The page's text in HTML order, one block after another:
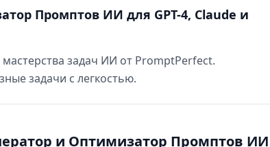
Промптов ИИ для GPT-4, Claude и
задач ИИ от PromptPerfect.
задачи с легкостью.
и Оптимизатор Промптов ИИ